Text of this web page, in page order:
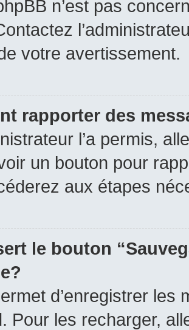
n’est pas
votre avertissement.
rapporter des
l’a permis,
un bouton pour
aux étapes
le bouton
d’enregistrer
Pour les recharger,